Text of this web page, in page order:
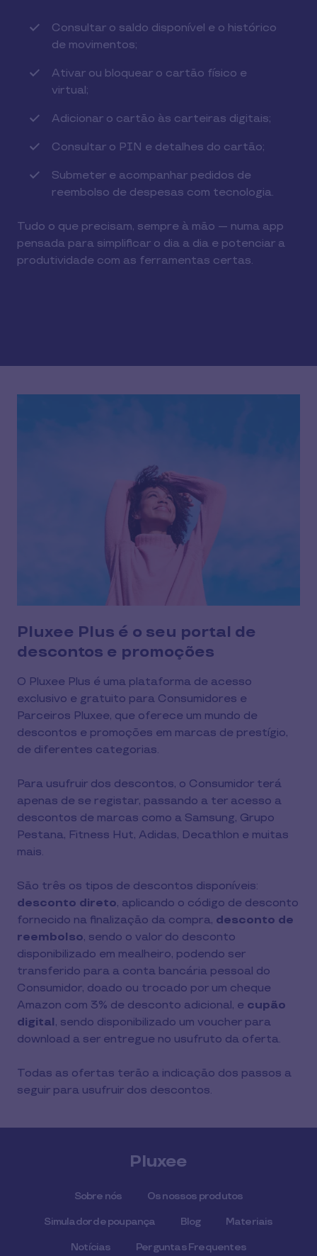
Consultar o saldo disponível e o histórico
de movimentos;
Ativar ou bloquear o cartão físico e
virtual;
Adicionar o cartão às carteiras digitais;
Consultar o PIN e detalhes do cartão;
Submeter e acompanhar pedidos de
reembolso de despesas com tecnologia.
Tudo o que precisam, sempre à mão — numa app
pensada para simplificar o dia a dia e potenciar a
produtividade com as ferramentas certas.
Pluxee Plus é o seu portal de
descontos e promoções
O Pluxee Plus é uma plataforma de acesso
exclusivo e gratuito para Consumidores e
Parceiros Pluxee, que oferece um mundo de
descontos e promoções em marcas de prestígio,
de diferentes categorias.
Para usufruir dos descontos, o Consumidor terá
apenas de se registar, passando a ter acesso a
descontos de marcas como a Samsung, Grupo
Pestana, Fitness Hut, Adidas, Decathlon e muitas
mais.
desconto direto, aplicando o código de desconto
fornecido na finalização da compra, desconto de
reembolso, sendo o valor do desconto
disponibilizado em mealheiro, podendo ser
transferido para a conta bancária pessoal do
Consumidor, doado ou trocado por um cheque
Amazon com 3% de desconto adicional, e cupão
digital, sendo disponibilizado um voucher para
download a ser entregue no usufruto da oferta.
Todas as ofertas terão a indicação dos passos a
seguir para usufruir dos descontos.
Pluxee
Sobre nós Os nossos produtos
Simulador de poupança Blog Materiais
Notícias Perguntas Frequentes